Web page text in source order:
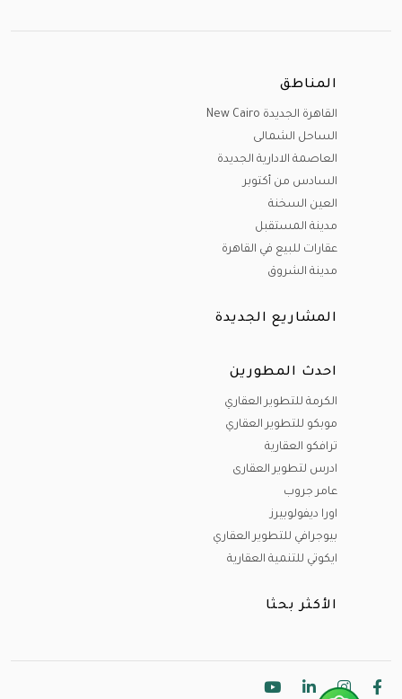
المناطق
القاهرة الجديدة New Cairo
الساحل الشمالى
العاصمة الادارية الجديدة
السادس من أكتوبر
العين السخنة
مدينة المستقبل
عقارات للبيع في القاهرة
مدينة الشروق
المشاريع الجديدة
احدث المطورين
الكرمة للتطوير العقاري
موبكو للتطوير العقاري
ترافكو العقارية
ادرس لتطوير العقارى
عامر جروب
اورا ديفولوبيرز
بيوجرافي للتطوير العقاري
ايكوتي للتنمية العقارية
الأكثر بحثا